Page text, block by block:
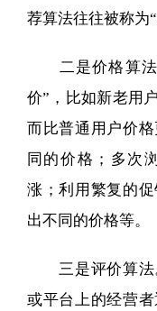
荐算法往往被称为
二是价格算法
价”，比如新老用
而比普通用户价
同的价格；多次
涨；利用繁复的
出不同的价格等。
三是评价算法
或平台上的经营